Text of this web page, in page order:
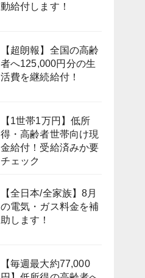
動給付します！
【超朗報】全国の高齢
者へ125,000円分の生
活費を継続給付！
【1世帯1万円】低所
得・高齢者世帯向け現
金給付！受給済みか要
チェック
【全日本/全家族】8月
の電気・ガス料金を補
助します！
【毎週最大約77,000